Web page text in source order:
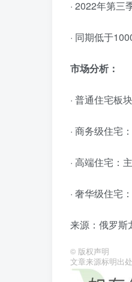
· 2022年第三
· 同期低于
市场分析：
· 普通住宅板
· 商务级住宅
· 高端住宅：
· 奢华级住宅
来源：俄罗斯
© 版权声明
文章来源标明出